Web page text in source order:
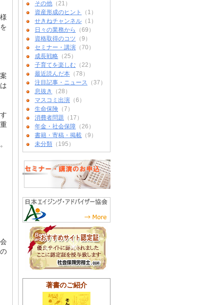
その他 （21）
資産形成のヒント
（1）
せきねチャンネル （1）
日々の業務から
（69）
資格取得のコツ （9）
セミナー・講演 （70）
成長戦略 （25）
子育てを楽しむ （22）
最近読んだ本 （78）
注目記事・ニュース
（37）
息抜き
（28）
マスコミ出演 （6）
生命保険 （7）
消費者問題
（17）
年金・社会保障 （26）
書籍・寄稿・掲載 （9）
未分類 （195）
著書のご紹介